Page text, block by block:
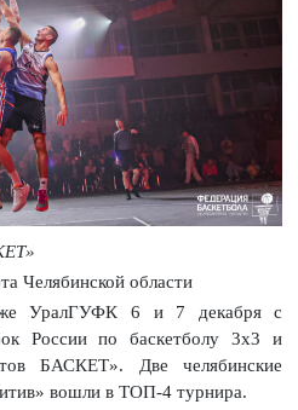
Челябинской области
УралГУФК 6 и 7 декабря с
России по баскетболу 3х3 и
БАСКЕТ». Две челябинские
вошли в ТОП-4 турнира.